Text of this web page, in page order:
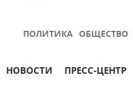
ПОЛИТИКА ОБЩЕСТВО
НОВОСТИ ПРЕСС-ЦЕНТР